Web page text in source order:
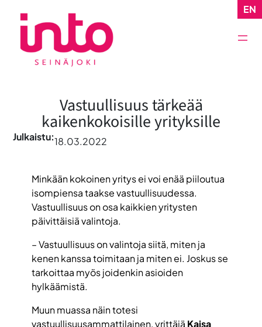
sisältöön
EN
Vastuullisuus tärkeää
kaikenkokoisille yrityksille
Julkaistu:18.03.2022
Minkään kokoinen yritys ei voi enää piiloutua
isompiensa taakse vastuullisuudessa.
Vastuullisuus on osa kaikkien yritysten
päivittäisiä valintoja.
– Vastuullisuus on valintoja siitä, miten ja
kenen kanssa toimitaan ja miten ei. Joskus se
tarkoittaa myös joidenkin asioiden
hylkäämistä.
Muun muassa näin totesi
vastuullisuusammattilainen, yrittäjä Kaisa